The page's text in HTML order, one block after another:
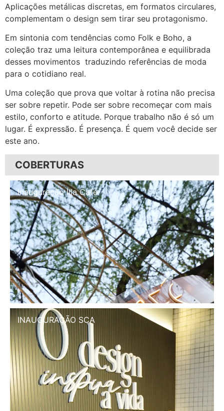
Aplicações metálicas discretas, em formatos circulares,
complementam o design sem tirar seu protagonismo.
Em sintonia com tendências como Folk e Boho, a
coleção traz uma leitura contemporânea e equilibrada
desses movimentos traduzindo referências de moda
para o cotidiano real.
Uma coleção que prova que voltar à rotina não precisa
ser sobre repetir. Pode ser sobre recomeçar com mais
estilo, conforto e atitude. Porque trabalho não é só um
lugar. É expressão. É presença. É quem você decide ser
este ano.
COBERTURAS
Inauguração Illa Café
INAUGURAÇÃO SCA